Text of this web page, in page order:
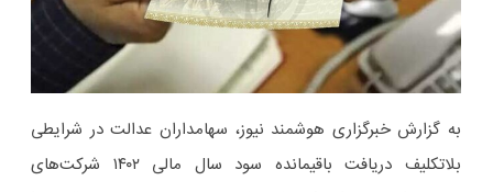
به گزارش خبرگزاری هوشمند نیوز، سهامداران عدالت در شرایطی
بلاتکلیف دریافت باقیمانده سود سال مالی ۱۴۰۲ شرکت‌های